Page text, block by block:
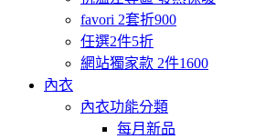
favori 2套折900
任選2件5折
網站獨家款 2件1600
內衣
內衣功能分類
每月新品